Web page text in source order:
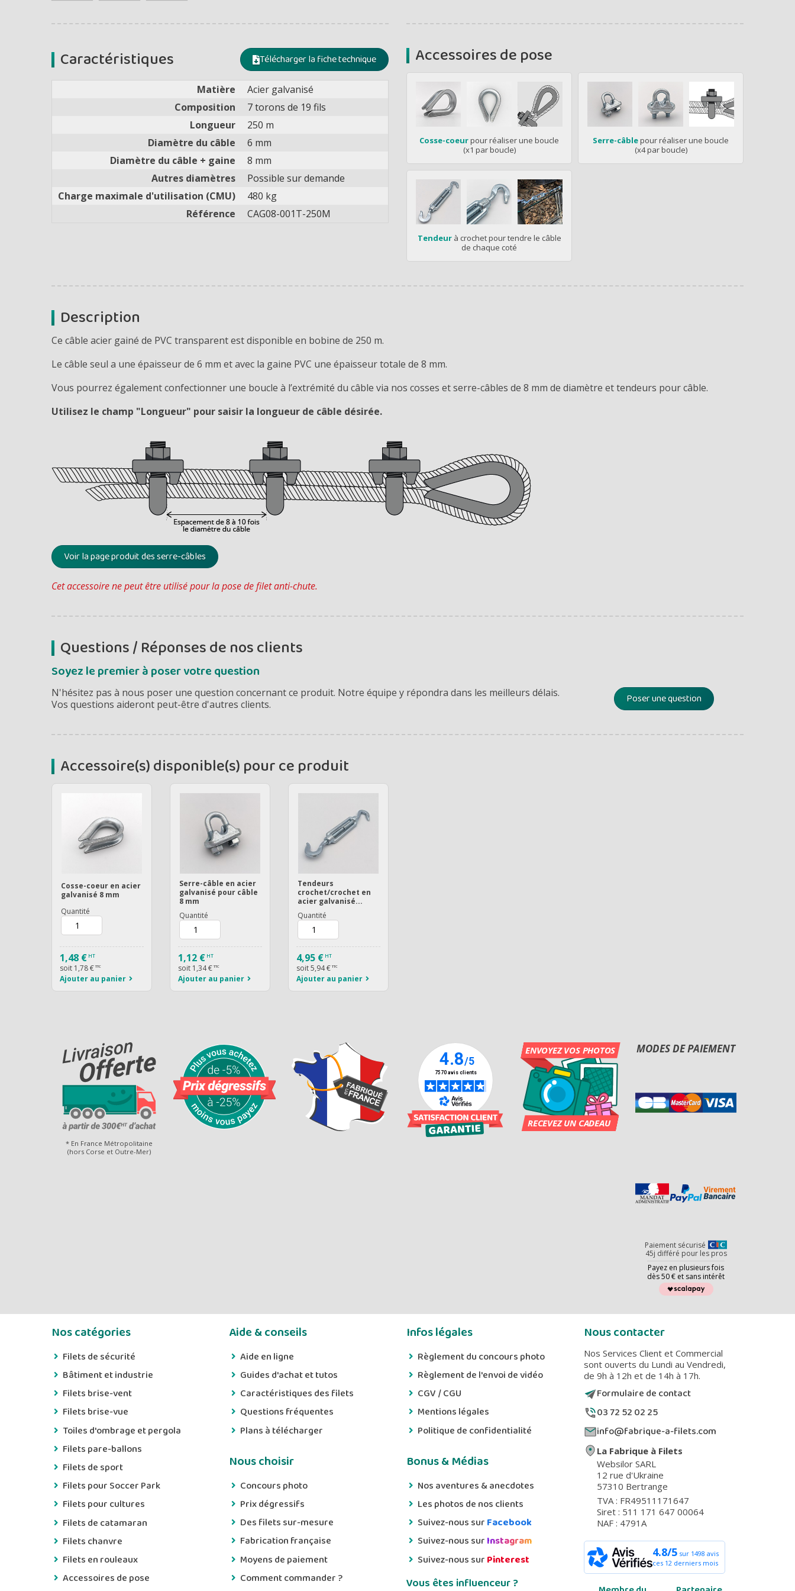
Caractéristiques Télécharger la fiche technique
Matière
Acier galvanisé
Composition
7 torons de 19 fils
Longueur
250 m
Diamètre du câble
6 mm
Diamètre du câble + gaine
8 mm
Autres diamètres
Possible sur demande
Charge maximale d'utilisation (CMU)
480 kg
Référence
CAG08-001T-250M
Accessoires de pose
Cosse-coeurpour réaliser une boucle
(x1 par boucle)
Serre-câblepour réaliser une boucle
(x4 par boucle)
Tendeurà crochet pour tendre le câble
de chaque coté
Description
Ce câble acier gainé de PVC transparent est disponible en bobine de 250 m.
Le câble seul a une épaisseur de 6 mm et avec la gaine PVC une épaisseur totale de 8 mm.
Vous pourrez également confectionner une boucle à l’extrémité du câble via nos cosses et serre-câbles de 8 mm de diamètre et tendeurs pour câble.
Utilisez le champ "Longueur" pour saisir la longueur de câble désirée.
Voir la page produit des serre-câbles
Cet accessoire ne peut être utilisé pour la pose de filet anti-chute.
Questions / Réponses de nos clients
Soyez le premier à poser votre question
N'hésitez pas à nous poser une question concernant ce produit. Notre équipe y répondra dans les meilleurs délais.
Vos questions aideront peut-être d'autres clients.
Poser une question
Accessoire(s) disponible(s) pour ce produit
Cosse-coeur en acier
galvanisé 8 mm
Quantité
1,48 € HT
soit 1,78 € TTC
Ajouter au panier
Serre-câble en acier
galvanisé pour câble
8 mm
Quantité
1,12 € HT
soit 1,34 € TTC
Ajouter au panier
Tendeurs
crochet/crochet en
acier galvanisé...
Quantité
4,95 € HT
soit5,94 € TTC
Ajouter au panier
* En France Métropolitaine
(hors Corse et Outre-Mer)
MODES DE PAIEMENT
Paiement sécurisé
45j différé pour les pros
Payez en plusieurs fois
dès 50 € et sans intérêt
Nos catégories
Filets de sécurité
Bâtiment et industrie
Filets brise-vent
Filets brise-vue
Toiles d'ombrage et pergola
Filets pare-ballons
Filets de sport
Filets pour Soccer Park
Filets pour cultures
Filets de catamaran
Filets chanvre
Filets en rouleaux
Accessoires de pose
Aide & conseils
Aide en ligne
Guides d'achat et tutos
Caractéristiques des filets
Questions fréquentes
Plans à télécharger
Nous choisir
Concours photo
Prix dégressifs
Des filets sur-mesure
Fabrication française
Moyens de paiement
Comment commander ?
Infos légales
Règlement du concours photo
Règlement de l'envoi de vidéo
CGV / CGU
Mentions légales
Politique de confidentialité
Bonus & Médias
Nos aventures & anecdotes
Les photos de nos clients
Suivez-nous surFacebook
Suivez-nous surInstagram
Suivez-nous surPinterest
Vous êtes influenceur ?
Nous contacter
Nos Services Client et Commercial
sont ouverts du Lundi au Vendredi,
de 9h à 12h et de 14h à 17h.
Formulaire de contact
03 72 52 02 25
info@fabrique-a-filets.com
La Fabrique à Filets
Websilor SARL
12 rue d'Ukraine
57310 Bertrange
TVA : FR49511171647
Siret : 511 171 647 00064
NAF : 4791A
4.8/5 sur 1498 avis
ces 12 derniers mois